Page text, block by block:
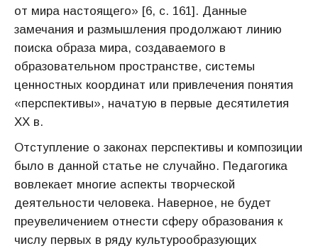
от мира настоящего» [6, с. 161]. Данные
замечания и размышления продолжают линию
поиска образа мира, создаваемого в
образовательном пространстве, системы
ценностных координат или привлечения понятия
«перспективы», начатую в первые десятилетия
ХХ в.
Отступление о законах перспективы и композиции
было в данной статье не случайно. Педагогика
вовлекает многие аспекты творческой
деятельности человека. Наверное, не будет
преувеличением отнести сферу образования к
числу первых в ряду культурообразующих